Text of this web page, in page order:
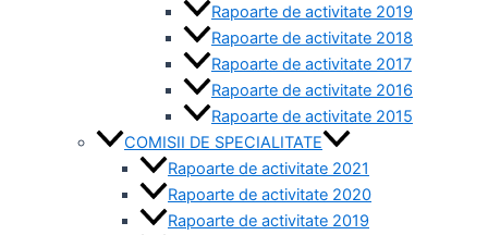
Rapoarte de activitate 2019
Rapoarte de activitate 2018
Rapoarte de activitate 2017
Rapoarte de activitate 2016
Rapoarte de activitate 2015
COMISII DE SPECIALITATE
Rapoarte de activitate 2021
Rapoarte de activitate 2020
Rapoarte de activitate 2019